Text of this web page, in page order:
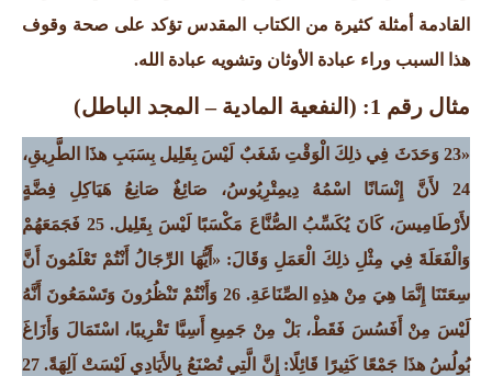
القادمة أمثلة كثيرة من الكتاب المقدس تؤكد على صحة وقوف
هذا السبب وراء عبادة الأوثان وتشويه عبادة الله.
مثال رقم 1: (النفعية المادية – المجد الباطل)
«23 وَحَدَثَ فِي ذلِكَ الْوَقْتِ شَغَبٌ لَيْسَ بِقَلِيل بِسَبَبِ هذَا الطَّرِيقِ،
24 لأَنَّ إِنْسَانًا اسْمُهُ دِيمِتْرِيُوسُ، صَائِغٌ صَانِعُ هَيَاكِلِ فِضَّةٍ
لأَرْطَامِيسَ، كَانَ يُكَسِّبُ الصُّنَّاعَ مَكْسَبًا لَيْسَ بِقَلِيل. 25 فَجَمَعَهُمْ
وَالْفَعَلَةَ فِي مِثْلِ ذلِكَ الْعَمَلِ وَقَالَ: «أَيُّهَا الرِّجَالُ أَنْتُمْ تَعْلَمُونَ أَنَّ
سِعَتَنَا إِنَّمَا هِيَ مِنْ هذِهِ الصِّنَاعَةِ.
26 وَأَنْتُمْ تَنْظُرُونَ وَتَسْمَعُونَ أَنَّهُ
لَيْسَ مِنْ أَفَسُسَ فَقَطْ، بَلْ مِنْ جَمِيعِ أَسِيَّا تَقْرِيبًا، اسْتَمَالَ وَأَزَاغَ
بُولُسُ هذَا جَمْعًا كَثِيرًا قَائِلًا: إِنَّ الَّتِي تُصْنَعُ بِالأَيَادِي لَيْسَتْ آلِهَةً.
27